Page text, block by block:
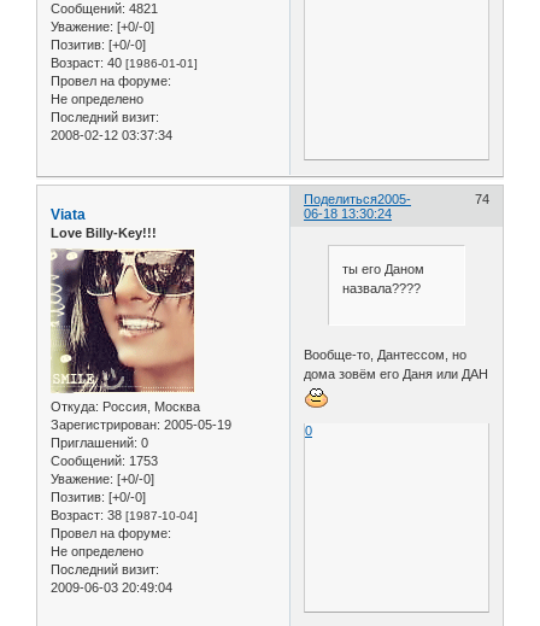
Сообщений: 4821
Уважение: [+0/-0]
Позитив: [+0/-0]
Возраст: 40 [1986-01-01]
Провел на форуме:
Не определено
Последний визит:
2008-02-12 03:37:34
Поделиться 74
2005-
06-18 13:30:24
Viata
Love Billy-Key!!!
Откуда: Россия, Москва
Зарегистрирован: 2005-05-19
Приглашений: 0
Сообщений: 1753
Уважение: [+0/-0]
Позитив: [+0/-0]
Возраст: 38 [1987-10-04]
Провел на форуме:
Не определено
Последний визит:
2009-06-03 20:49:04
ты его Даном
назвала????
Вообще-то, Дантессом, но
дома зовём его Даня или ДАН
0